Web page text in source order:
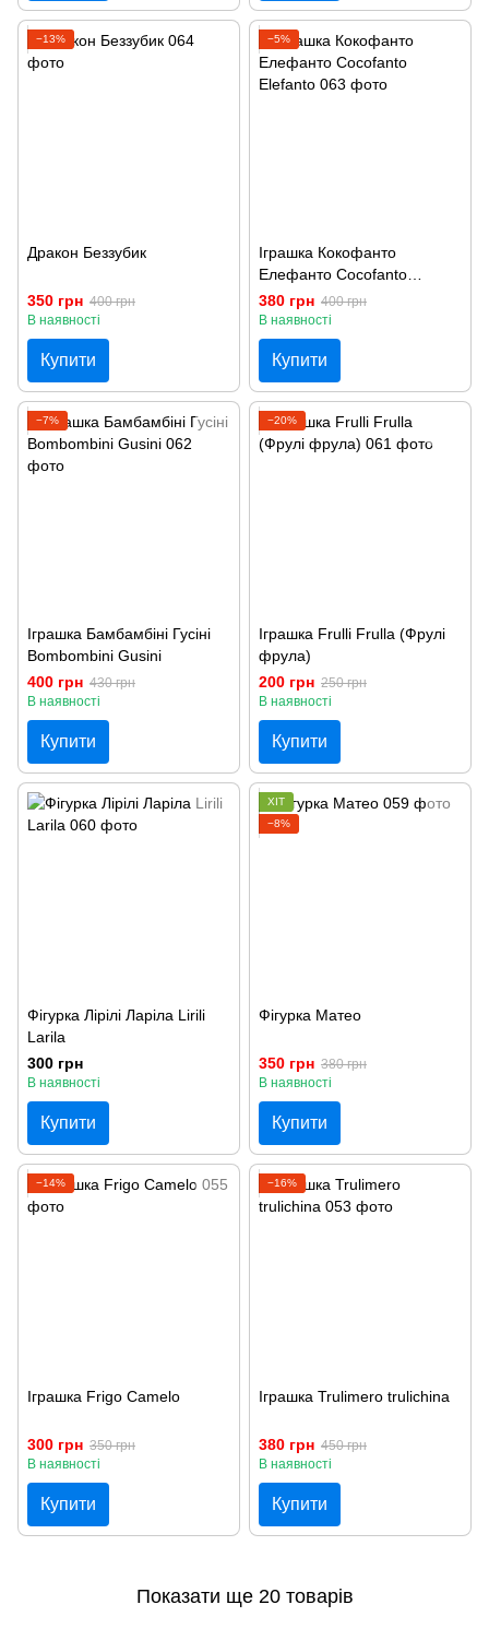
−13%
Дракон Беззубик
350 грн 400 грн
В наявності
Купити
−5%
Іграшка Кокофанто
Елефанто Cocofanto
Elefanto
380 грн 400 грн
В наявності
Купити
−7%
Іграшка Бамбамбіні Гусіні
Bombombini Gusini
400 грн 430 грн
В наявності
Купити
−20%
Іграшка Frulli Frulla (Фрулі
фрула)
200 грн 250 грн
В наявності
Купити
Фігурка Лірілі Ларіла Lirili
Larila
300 грн
В наявності
Купити
ХІТ
−8%
Фігурка Матео
350 грн 380 грн
В наявності
Купити
−14%
Іграшка Frigo Camelo
300 грн 350 грн
В наявності
Купити
−16%
Іграшка Trulimero trulichina
380 грн 450 грн
В наявності
Купити
Показати ще 20 товарів